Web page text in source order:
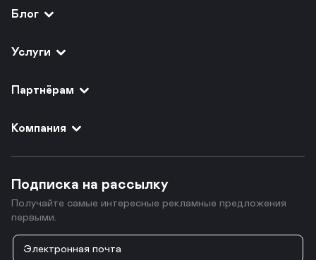
Блог
Услуги
Партнёрам
Компания
Подписка на рассылку
Получайте самые интересные рекламные предложения
первыми.